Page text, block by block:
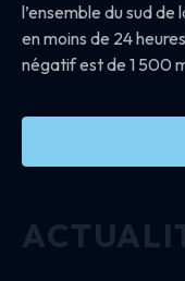
l’ensemble du sud
en moins de 24
négatif est de 1 500